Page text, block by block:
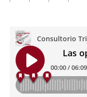
Plus G
Editorial
Pregunta de hoy
Blogs